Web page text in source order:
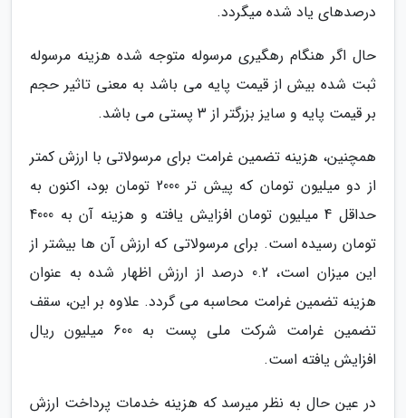
درصدهای یاد شده میگردد.
حال اگر هنگام رهگیری مرسوله متوجه شده هزینه مرسوله
ثبت شده بیش از قیمت پایه می باشد به معنی تاثیر حجم
بر قیمت پایه و سایز بزرگتر از 3 پستی می باشد.
همچنین، هزینه تضمین غرامت برای مرسولاتی با ارزش کمتر
از دو میلیون تومان که پیش تر 2000 تومان بود، اکنون به
حداقل 4 میلیون تومان افزایش یافته و هزینه آن به 4000
تومان رسیده است. برای مرسولاتی که ارزش آن ها بیشتر از
این میزان است، 0.2 درصد از ارزش اظهار شده به عنوان
هزینه تضمین غرامت محاسبه می گردد. علاوه بر این، سقف
تضمین غرامت شرکت ملی پست به 600 میلیون ریال
افزایش یافته است.
در عین حال به نظر میرسد که هزینه خدمات پرداخت ارزش